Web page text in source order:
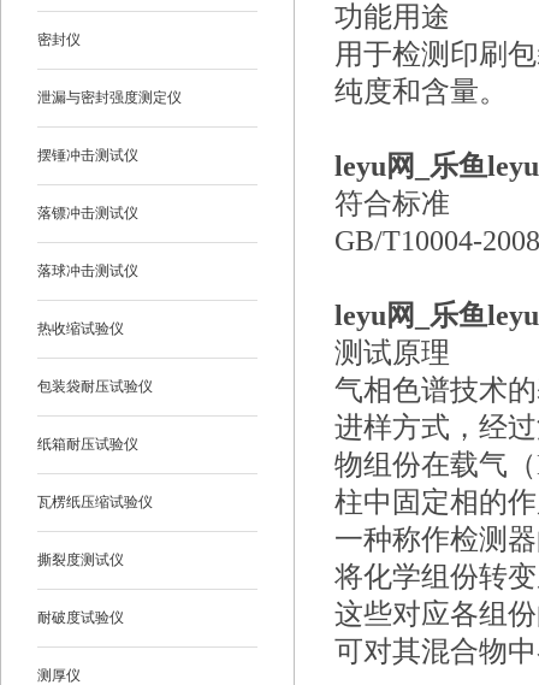
密封仪
泄漏与密封强度测定仪
摆锤冲击测试仪
落镖冲击测试仪
落球冲击测试仪
热收缩试验仪
包装袋耐压试验仪
纸箱耐压试验仪
瓦楞纸压缩试验仪
撕裂度测试仪
耐破度试验仪
测厚仪
功能用途
用于检测印刷
纯度和含量。
leyu网_乐鱼
符合标准
GB/T10004-
leyu网_乐鱼
测试原理
气相色谱技术
进样方式，经
物组份在载气
柱中固定相的
一种称作检测
将化学组份转
这些对应各组
可对其混合物